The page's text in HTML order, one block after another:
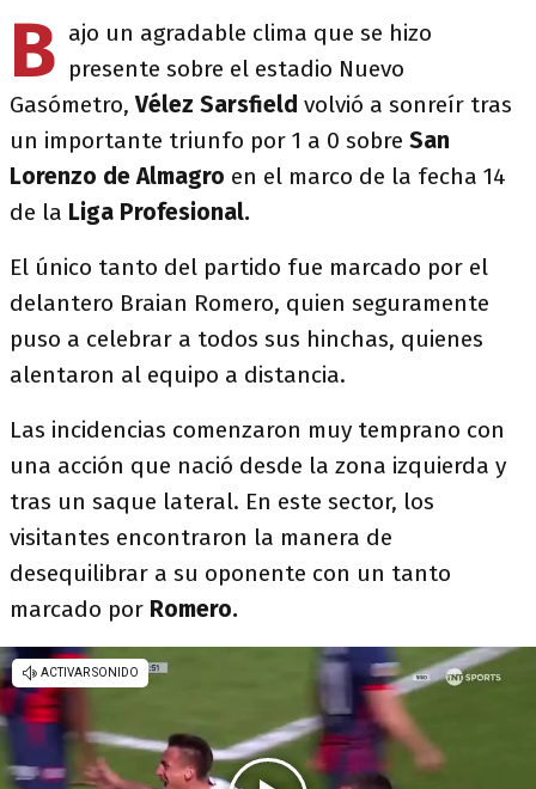
B ajo un agradable clima que se hizo
presente sobre el estadio Nuevo
Gasómetro,Vélez Sarsfield volvió a sonreír tras
un importante triunfo por 1 a 0 sobre San
Lorenzo de Almagro en el marco de la fecha 14
de la Liga Profesional.
El único tanto del partido fue marcado por el
delantero Braian Romero, quien seguramente
puso a celebrar a todos sus hinchas, quienes
alentaron al equipo a distancia.
Las incidencias comenzaron muy temprano con
una acción que nació desde la zona izquierda y
tras un saque lateral. En este sector, los
visitantes encontraron la manera de
desequilibrar a su oponente con un tanto
marcado por Romero.